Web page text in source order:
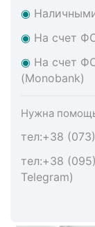
◉
◉ На счет
◉ На счет
(Monobank)
Нужна
тел:+38
тел:+38
Telegram)